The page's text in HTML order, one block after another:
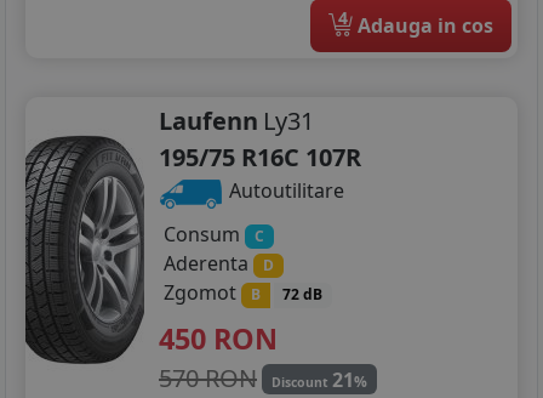
205/45R17
205/50R17
215/50R17
215/55R17
215/60R17
4 Adauga in cos
Laufenn Ly31
195/75 R16C 107R
Autoutilitare
Consum
C
Aderenta D
Zgomot B 72 dB
450 RON
570 RON Discount 21%